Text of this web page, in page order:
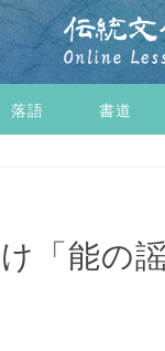
落語 書道
「能の